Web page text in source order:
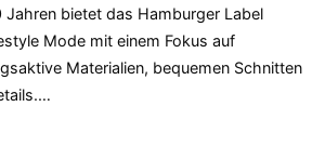
Jahren bietet das Hamburger Label
Mode mit einem Fokus auf
Materialien, bequemen Schnitten